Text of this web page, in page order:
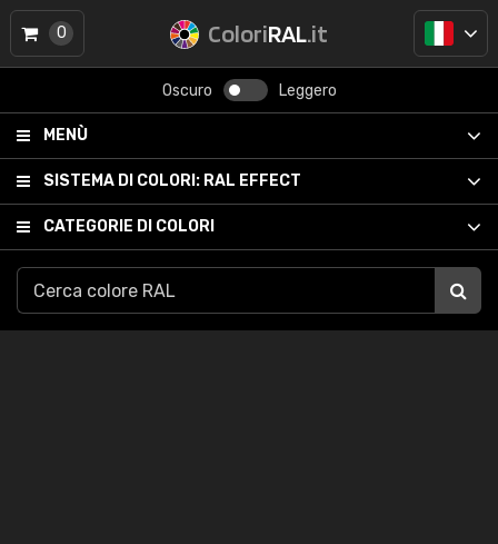
ColoriRAL.it
Oscuro Leggero
MENÙ
SISTEMA DI COLORI: RAL EFFECT
CATEGORIE DI COLORI
0